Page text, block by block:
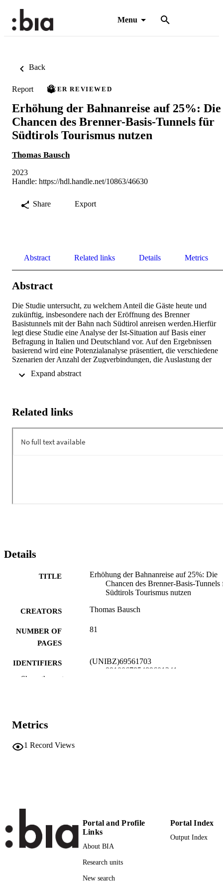
Menu
Back
Report PEER REVIEWED
Erhöhung der Bahnanreise auf 25%: Die
Chancen des Brenner-Basis-Tunnels für
Südtirols Tourismus nutzen
Thomas Bausch
2023
Handle: https://hdl.handle.net/10863/46630
Share Export
Abstract Related links Details Metrics
Abstract
Die Studie untersucht, zu welchem Anteil die Gäste heute und
zukünftig, insbesondere nach der Eröffnung des Brenner
Basistunnels mit der Bahn nach Südtirol anreisen werden.Hierfür
legt diese Studie eine Analyse der Ist-Situation auf Basis einer
Befragung in Italien und Deutschland vor. Auf den Ergebnissen
basierend wird eine Potenzialanalyse präsentiert, die verschiedene
Szenarien der Anzahl der Zugverbindungen, die Auslastung der
berücksichtigt. Zudem erfolgt zudem eine Abschätzung der CO2-
zur Verbesserung von Service, Angeboten und Kommunikation
Related links
Details
TITLE
Erhöhung der Bahnanreise auf 25%: Die
Chancen des Brenner-Basis-Tunnels
Südtirols Tourismus nutzen
CREATORS Thomas Bausch
NUMBER OF
PAGES
81
IDENTIFIERS
(UNIBZ)69561703
991006785489601241
LANGUAGE
ADDITIONAL
DESCRIPTION
description: Record is part of a bulk
Show the rest
Metrics
1 Record Views
Portal and Profile
Links
About BIA
Research units
New search
Portal Index
Output Index